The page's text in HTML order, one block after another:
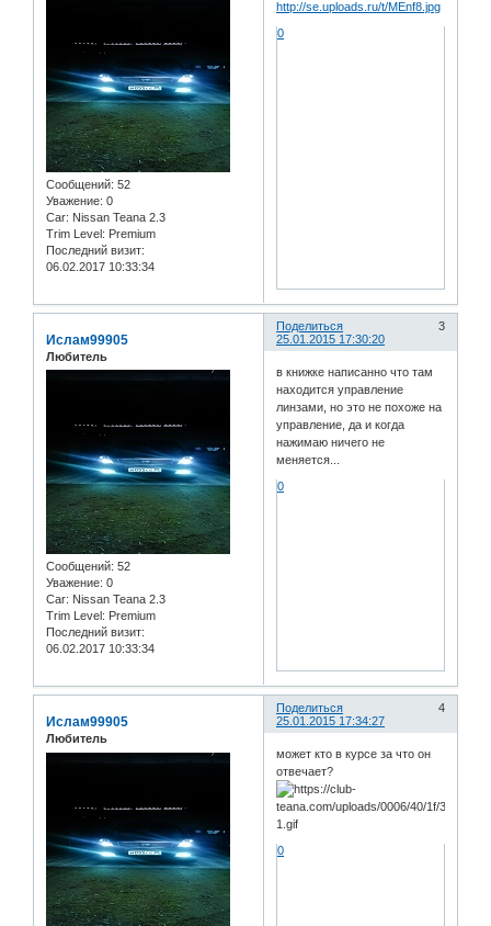
Сообщений: 52
Уважение: 0
Car: Nissan Teana 2.3
Trim Level: Premium
Последний визит:
06.02.2017 10:33:34
0
Поделиться
3
25.01.2015 17:30:20
Ислам99905
Любитель
Сообщений: 52
Уважение: 0
Car: Nissan Teana 2.3
Trim Level: Premium
Последний визит:
06.02.2017 10:33:34
в книжке написанно что там
находится управление
линзами, но это не похоже на
управление, да и когда
нажимаю ничего не
меняется...
0
Поделиться
4
25.01.2015 17:34:27
Ислам99905
Любитель
может кто в курсе за что он
отвечает?
0